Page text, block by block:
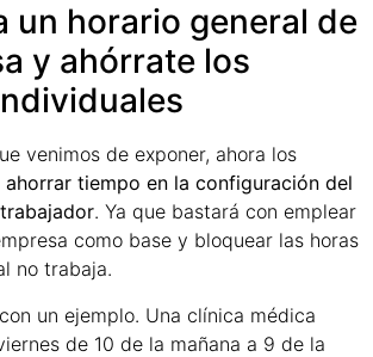
un horario general de
y ahórrate los
venimos de exponer, ahora los
ahorrar tiempo en la configuración del
. Ya que bastará con emplear
como base y bloquear las horas
no trabaja.
un ejemplo. Una clínica médica
de 10 de la mañana a 9 de la